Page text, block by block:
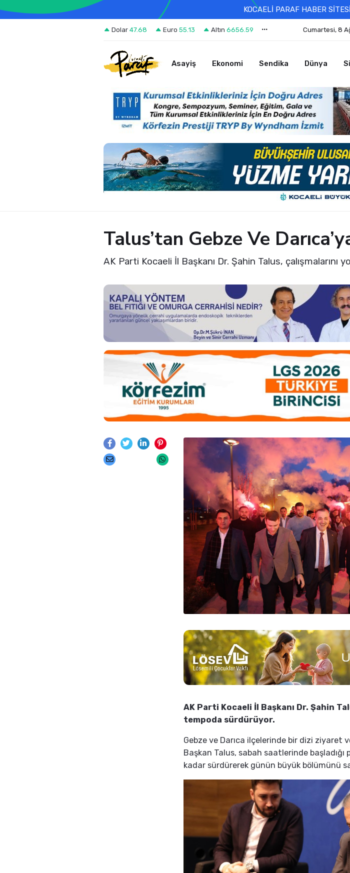
KOCAELİ PARAF HABER
Dolar 47.68 Euro 55.13 Altın 6656.59 Cumartesi, 8
Asayiş Ekonomi Sendika Dünya
Talus’tan Gebze Ve
AK Parti Kocaeli İl Başkanı Dr. Şahin Talus,
AK Parti Kocaeli İl Başkanı Dr. Şahin
tempoda sürdürüyor.
Gebze ve Darıca ilçelerinde bir dizi ziyaret
Başkan Talus, sabah saatlerinde başladığı
kadar sürdürerek günün büyük bölümünü